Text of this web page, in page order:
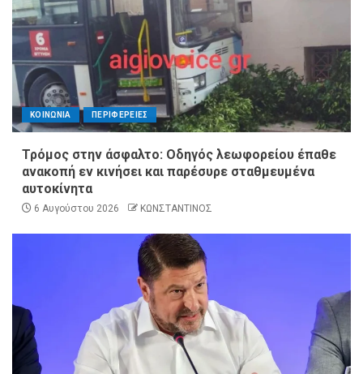
ΚΟΙΝΩΝΙΑ ΠΕΡΙΦΕΡΕΙΕΣ
Τρόμος στην άσφαλτο: Οδηγός λεωφορείου έπαθε
ανακοπή εν κινήσει και παρέσυρε σταθμευμένα
αυτοκίνητα
6 Αυγούστου 2026 ΚΩΝΣΤΑΝΤΙΝΟΣ